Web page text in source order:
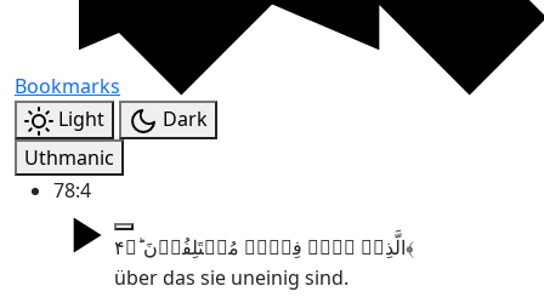
Bookmarks
Light
Dark
Uthmanic
78:4
الَّذِیۡ ہُمۡ فِیۡہِ مُخۡتَلِفُوۡنَ ؕ﴿۴﴾
über das sie uneinig sind.